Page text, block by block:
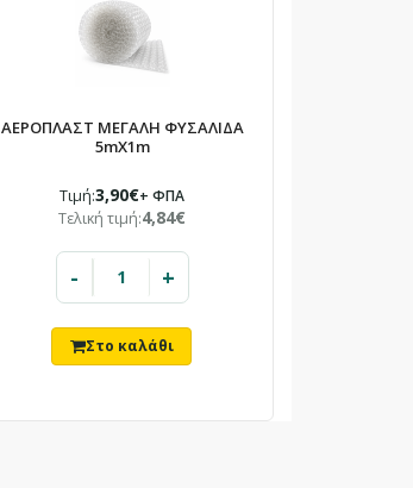
ΑΕΡΟΠΛΑΣΤ ΜΕΓΑΛΗ ΦΥΣΑΛΙΔΑ
5mX1m
Τιμή:3,90€+ ΦΠΑ
Τελική τιμή:4,84€
- +